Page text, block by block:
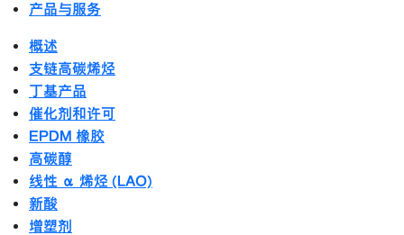
产品与服务
概述
支链高碳烯烃
丁基产品
催化剂和许可
EPDM 橡胶
高碳醇
线性 α 烯烃 (LAO)
新酸
增塑剂